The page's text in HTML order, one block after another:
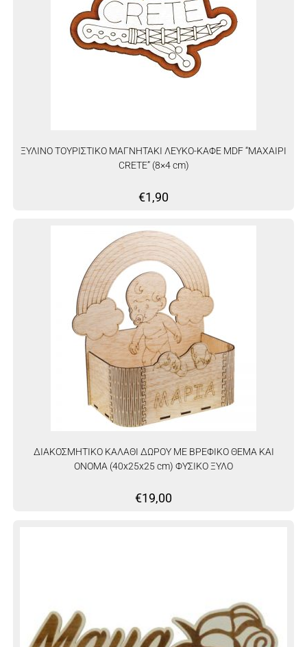
ΞΥΛΙΝΟ ΤΟΥΡΙΣΤΙΚΟ ΜΑΓΝΗΤΑΚΙ ΛΕΥΚΟ-ΚΑΦΕ MDF “ΜΑΧΑΙΡΙ
CRETE” (8×4 cm)
€1,90
ΔΙΑΚΟΣΜΗΤΙΚΟ ΚΑΛΑΘΙ ΔΩΡΟΥ ΜΕ ΒΡΕΦΙΚΟ ΘΕΜΑ ΚΑΙ
ΟΝΟΜΑ (40x25x25 cm) ΦΥΣΙΚΟ ΞΥΛΟ
€19,00